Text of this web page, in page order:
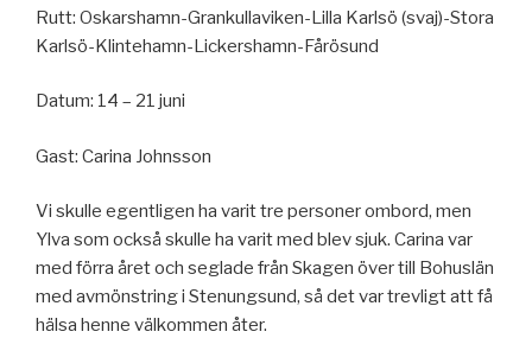
Rutt: Oskarshamn-Grankullaviken-Lilla Karlsö (svaj)-Stora
Karlsö-Klintehamn-Lickershamn-Fårösund
Datum: 14 – 21 juni
Gast: Carina Johnsson
Vi skulle egentligen ha varit tre personer ombord, men
Ylva som också skulle ha varit med blev sjuk. Carina var
med förra året och seglade från Skagen över till Bohuslän
med avmönstring i Stenungsund, så det var trevligt att få
hälsa henne välkommen åter.